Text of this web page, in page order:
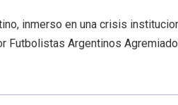
inmerso en una crisis
Futbolistas Argentinos